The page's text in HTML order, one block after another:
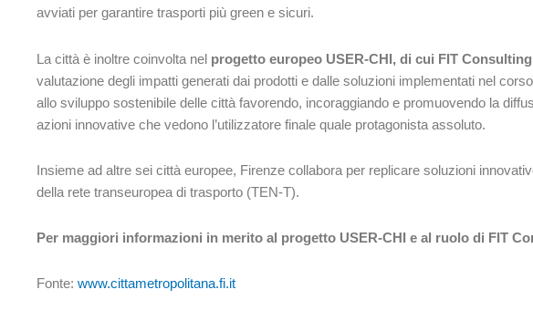
avviati per garantire trasporti più green e sicuri.
La città è inoltre coinvolta nel progetto europeo USER-CHI, di cui FIT
valutazione degli impatti generati dai prodotti e dalle soluzioni implementati nel
allo sviluppo sostenibile delle città favorendo, incoraggiando e promuovendo la
azioni innovative che vedono l’utilizzatore finale quale protagonista assoluto.
Insieme ad altre sei città europee, Firenze collabora per replicare soluzioni
della rete transeuropea di trasporto (TEN-T).
Per maggiori informazioni in merito al progetto USER-CHI e al ruolo di FIT
Fonte: www.cittametropolitana.fi.it